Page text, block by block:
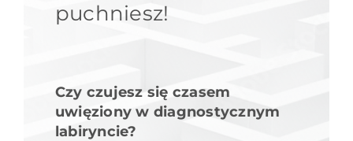
puchniesz!
Czy czujesz się czasem
uwięziony w diagnostycznym
labiryncie?